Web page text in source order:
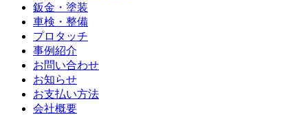
鈑金・塗装
車検・整備
プロタッチ
事例紹介
お問い合わせ
お知らせ
お支払い方法
会社概要